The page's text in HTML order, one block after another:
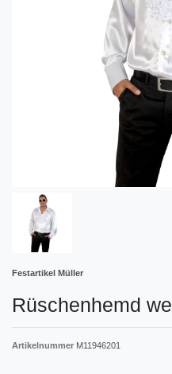
Festartikel Müller
Rüschenhemd
Artikelnummer M11946201